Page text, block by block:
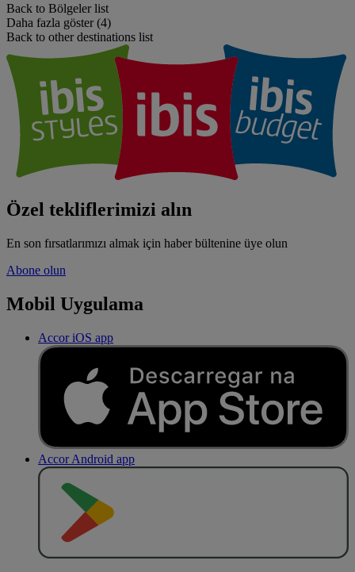
Back to Bölgeler list
Daha fazla göster (4)
Back to other destinations list
Özel tekliflerimizi alın
En son fırsatlarımızı almak için haber bültenine üye olun
Abone olun
Mobil Uygulama
Accor iOS app
Accor Android app